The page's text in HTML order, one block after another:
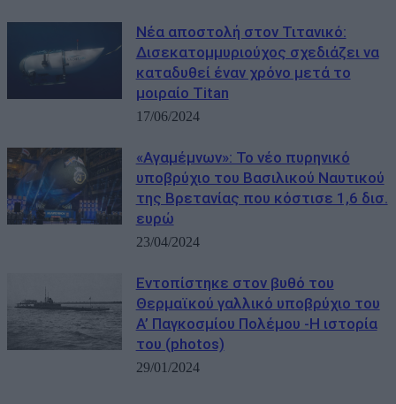
Νέα αποστολή στον Τιτανικό:
Δισεκατομμυριούχος σχεδιάζει να
καταδυθεί έναν χρόνο μετά το
μοιραίο Titan
17/06/2024
«Αγαμέμνων»: Το νέο πυρηνικό
υποβρύχιο του Βασιλικού Ναυτικού
της Βρετανίας που κόστισε 1,6 δισ.
ευρώ
23/04/2024
Εντοπίστηκε στον βυθό του
Θερμαϊκού γαλλικό υποβρύχιο του
Α’ Παγκοσμίου Πολέμου -Η ιστορία
του (photos)
29/01/2024